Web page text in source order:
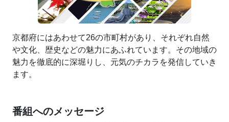
京都府にはあわせて26の市町村があり、それぞれ自然
や文化、歴史などの魅力にあふれています。その地域の
魅力を徹底的に深堀りし、元気のチカラを発信していき
ます。
番組へのメッセージ